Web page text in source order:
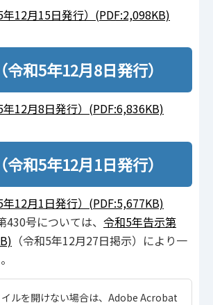
12月15日発行）(PDF:2,098KB)
和5年12月8日発行）
12月8日発行）(PDF:6,836KB)
和5年12月1日発行）
12月1日発行）(PDF:5,677KB)
号については、 令和5年告示第
（令和5年12月27日掲示）により一
ルを開けない場合は、Adobe Acrobat